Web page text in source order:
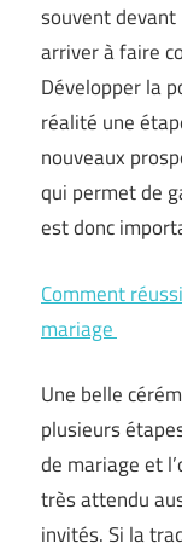
souvent
arriver à faire
Développer la
réalité une
nouveaux
qui permet de
est donc
Comment
mariage
Une belle
plusieurs
de mariage et
très attendu
invités. Si la